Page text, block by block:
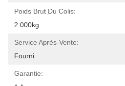
Poids Brut Du Colis:
2.000kg
Service Après-Vente:
Fourni
Garantie: